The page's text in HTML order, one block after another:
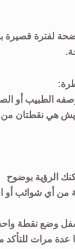
لفترة قصيرة
الطبيب أو
3 الى 5 مرات في اليوم, توضع
الرؤية بوضوح
من أي شوائب أو
وضع نقطة
عدة مرات للتأكد